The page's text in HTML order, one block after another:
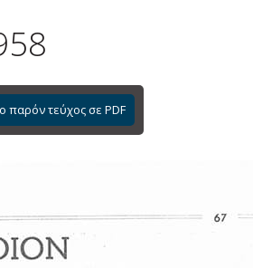
παρόν τεύχος σε PDF